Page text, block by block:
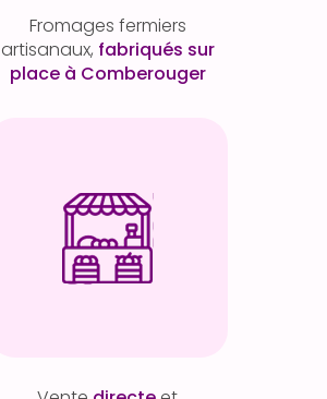
Fromages fermiers
artisanaux, fabriqués sur
place à Comberouger